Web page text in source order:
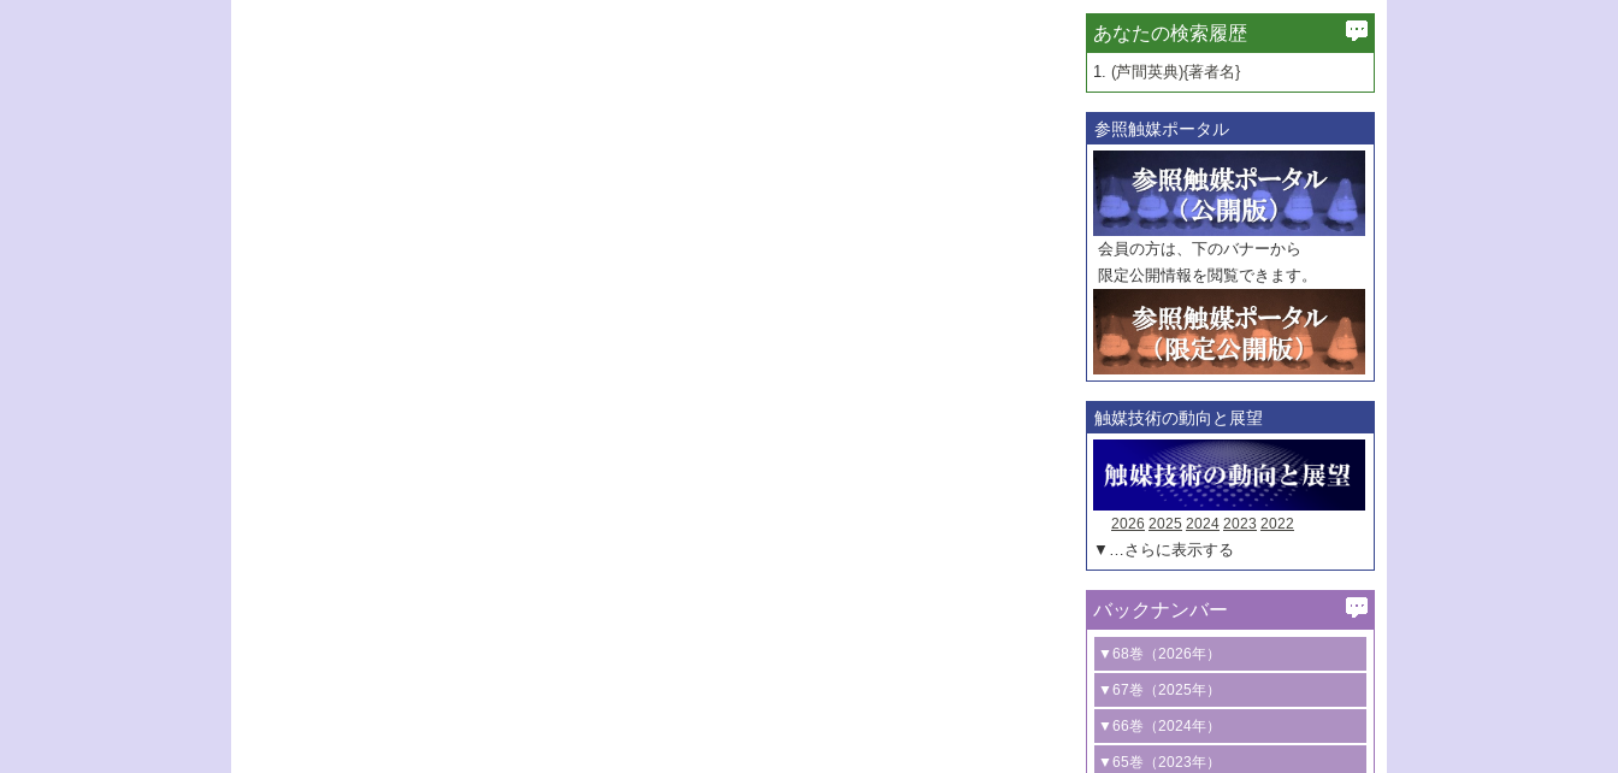
あなたの検索履歴
1. (芦間英典){著者名}
参照触媒ポータル
会員の方は、下のバナーから
限定公開情報を閲覧できます。
触媒技術の動向と展望
2026 2025 2024 2023 2022
▼…さらに表示する
バックナンバー
▼68巻（2026年）
1号 過酸化水素合成に関する研究動向
2号 コンピューター技術により加速する
触媒開発
▼67巻（2025年）
1号 CO
水素化によるグリーン燃料/グリ
ーンケミカル製造
▼66巻（2024年）
1号 低次元ナノ構造を有する触媒材料
▼65巻（2023年）